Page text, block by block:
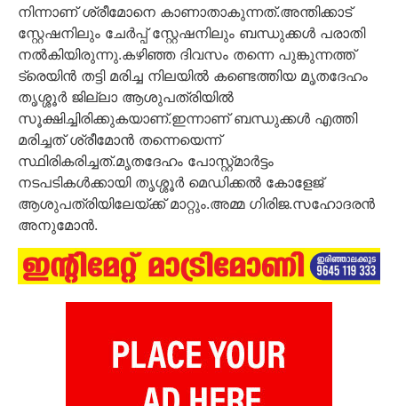
നിന്നാണ് ശ്രീമോനെ കാണാതാകുന്നത്.അന്തിക്കാട്
സ്റ്റേഷനിലും ചേര്‍പ്പ് സ്റ്റേഷനിലും ബന്ധുക്കള്‍ പരാതി
നല്‍കിയിരുന്നു.കഴിഞ്ഞ ദിവസം തന്നെ പുങ്കുന്നത്ത്
ട്രെയിന്‍ തട്ടി മരിച്ച നിലയില്‍ കണ്ടെത്തിയ മൃതദേഹം
തൃശ്ശൂര്‍ ജില്ലാ ആശുപത്രിയില്‍
സൂക്ഷിച്ചിരിക്കുകയാണ്.ഇന്നാണ് ബന്ധുക്കള്‍ എത്തി
മരിച്ചത് ശ്രീമോന്‍ തന്നെയെന്ന്
സ്ഥിരികരിച്ചത്.മൃതദേഹം പോസ്റ്റ്മാര്‍ട്ടം
നടപടികള്‍ക്കായി തൃശ്ശൂര്‍ മെഡിക്കല്‍ കോളേജ്
ആശുപത്രിയിലേയ്ക്ക് മാറ്റും.അമ്മ ഗിരിജ.സഹോദരന്‍
അനുമോന്‍.